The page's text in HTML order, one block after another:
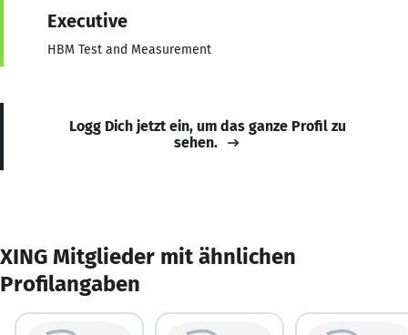
Executive
HBM Test and Measurement
Logg Dich jetzt ein, um das ganze Profil zu
sehen.
XING Mitglieder mit ähnlichen
Profilangaben